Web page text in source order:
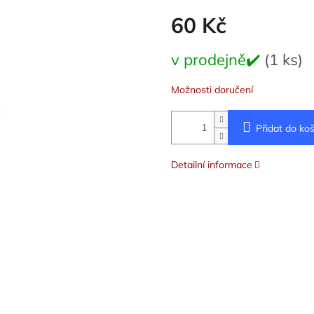
60 Kč
cena:
v prodejně✔️ (1 ks)
Možnosti doručení
Přidat do
Detailní informace